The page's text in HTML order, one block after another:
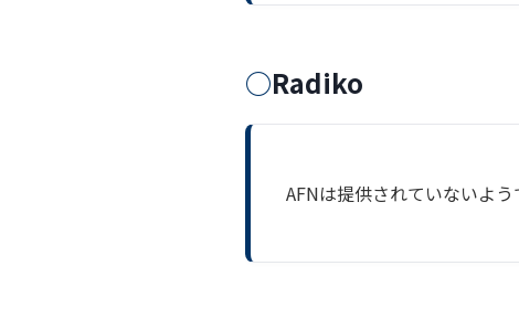
Radiko
AFNは提供されていないよう